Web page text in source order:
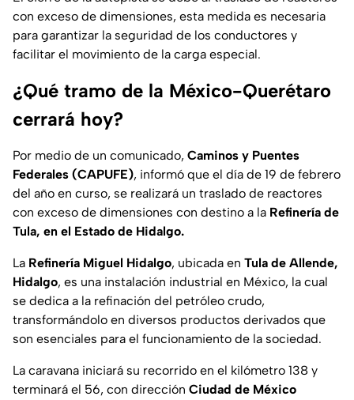
con exceso de dimensiones, esta medida es necesaria
para garantizar la seguridad de los conductores y
facilitar el movimiento de la carga especial.
¿Qué tramo de la México-Querétaro
cerrará hoy?
Por medio de un comunicado, Caminos y Puentes
Federales (CAPUFE), informó que el día de 19 de febrero
del año en curso, se realizará un traslado de reactores
con exceso de dimensiones con destino a la Refinería de
Tula, en el Estado de Hidalgo.
La Refinería Miguel Hidalgo, ubicada en Tula de Allende,
Hidalgo, es una instalación industrial en México, la cual
se dedica a la refinación del petróleo crudo,
transformándolo en diversos productos derivados que
son esenciales para el funcionamiento de la sociedad.
La caravana iniciará su recorrido en el kilómetro 138 y
terminará el 56, con dirección Ciudad de México